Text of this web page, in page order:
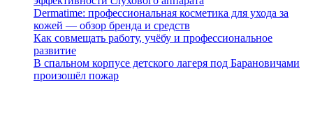
Dermatime: профессиональная косметика для ухода за
кожей — обзор бренда и средств
Как совмещать работу, учёбу и профессиональное
развитие
В спальном корпусе детского лагеря под Барановичами
произошёл пожар